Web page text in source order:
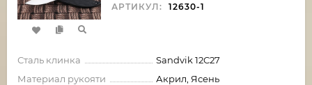
АРТИКУЛ: 12630-1
Сталь клинка
Sandvik 12C27
Материал рукояти
Акрил, Ясень